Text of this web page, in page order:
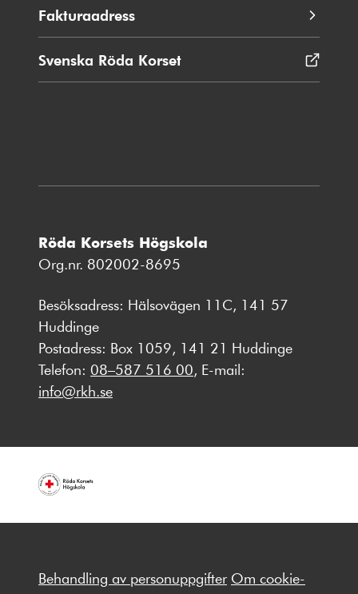
Fakturaadress
Svenska Röda Korset
i
Röda Korsets Högskola
Org.nr. 802002-8695
Besöksadress: Hälsovägen 11C, 141 57
Huddinge
Postadress: Box 1059, 141 21 Huddinge
Telefon: 08–587 516 00, E-mail:
info@rkh.se
Behandling av personuppgifter Om cookie-